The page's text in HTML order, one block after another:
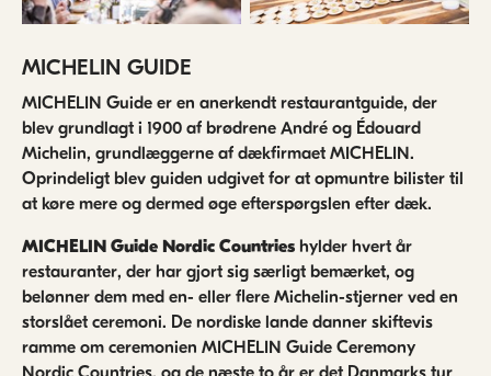
MICHELIN GUIDE
MICHELIN Guide er en anerkendt restaurantguide, der
blev grundlagt i 1900 af brødrene André og Édouard
Michelin, grundlæggerne af dækfirmaet MICHELIN.
Oprindeligt blev guiden udgivet for at opmuntre bilister til
at køre mere og dermed øge efterspørgslen efter dæk.
MICHELIN Guide Nordic Countries hylder hvert år
restauranter, der har gjort sig særligt bemærket, og
belønner dem med en- eller flere Michelin-stjerner ved en
storslået ceremoni. De nordiske lande danner skiftevis
ramme om ceremonien MICHELIN Guide Ceremony